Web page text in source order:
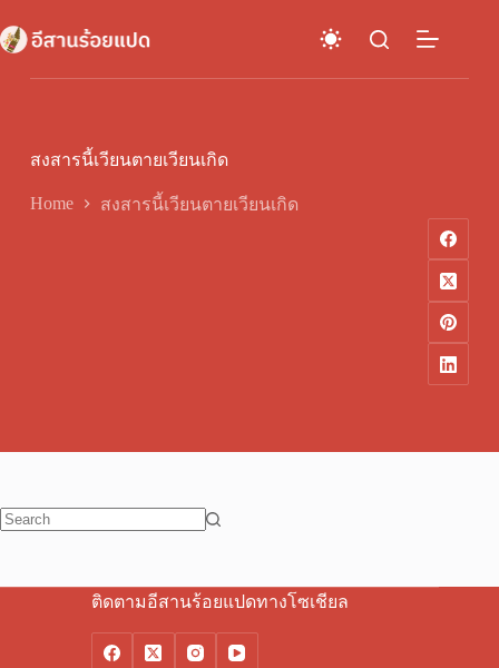
to
content
สงสารนี้เวียนตายเวียนเกิด
Home สงสารนี้เวียนตายเวียนเกิด
ติดตามอีสานร้อยแปดทางโซเชียล